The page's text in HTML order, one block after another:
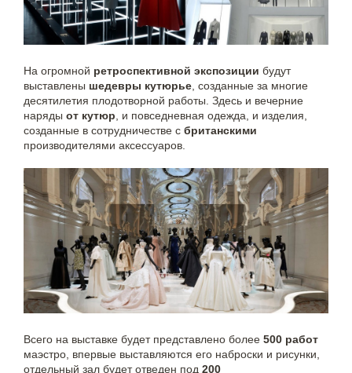
На огромной ретроспективной экспозиции будут
выставлены шедевры кутюрье , созданные за многие
десятилетия плодотворной работы. Здесь и вечерние
наряды от кутюр , и повседневная одежда, и изделия,
созданные в сотрудничестве с британскими
производителями аксессуаров.
Всего на выставке будет представлено более 500 работ
маэстро, впервые выставляются его наброски и рисунки,
отдельный зал будет отведен под 200